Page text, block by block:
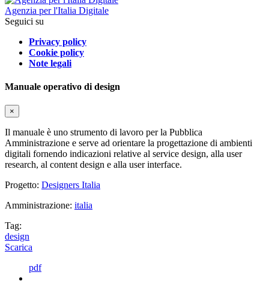
Agenzia per l'Italia Digitale
Seguici su
Privacy policy
Cookie policy
Note legali
Manuale operativo di design
×
Il manuale è uno strumento di lavoro per la Pubblica
Amministrazione e serve ad orientare la progettazione di ambienti
digitali fornendo indicazioni relative al service design, alla user
research, al content design e alla user interface.
Progetto: Designers Italia
Amministrazione: italia
Tag:
design
Scarica
pdf